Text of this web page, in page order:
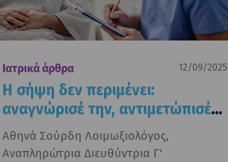
Ιατρικά άρθρα 12/09/2025
Η σήψη δεν περιμένει:
αναγνώρισέ την, αντιμετώπισέ
την.
Αθηνά Σούρδη Λοιμωξιολόγος,
Αναπληρώτρια Διευθύντρια Γ'